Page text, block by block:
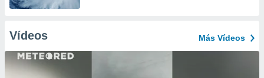
Vídeos Más Vídeos